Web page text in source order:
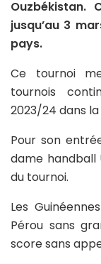
Ouzbékistan.
jusqu’au 3
pays.
Ce tournoi
tournois
2023/24 dans
Pour son
dame
du tournoi.
Les
Pérou sans
score sans